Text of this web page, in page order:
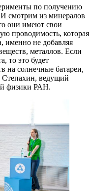
по получению
смотрим из минералов
они имеют свои
проводимость, которая
именно не добавляя
металлов. Если
то это будет
на солнечные батареи,
Степахин, ведущий
физики РАН.